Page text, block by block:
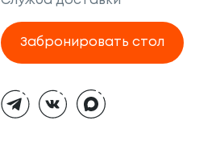
Забронировать стол